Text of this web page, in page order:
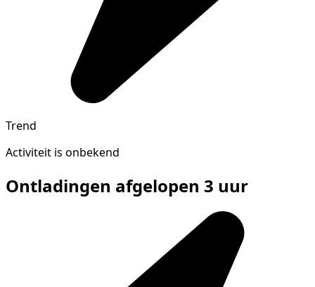
Trend
Activiteit is onbekend
Ontladingen afgelopen 3 uur